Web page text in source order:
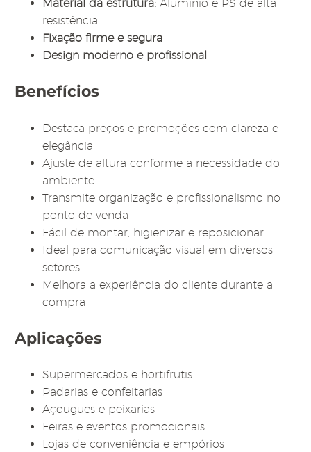
Material da estrutura: Alumínio e PS de alta
resistência
Fixação firme e segura
Design moderno e profissional
Benefícios
Destaca preços e promoções com clareza e
elegância
Ajuste de altura conforme a necessidade do
ambiente
Transmite organização e profissionalismo no
ponto de venda
Fácil de montar, higienizar e reposicionar
Ideal para comunicação visual em diversos
setores
Melhora a experiência do cliente durante a
compra
Aplicações
Supermercados e hortifrutis
Padarias e confeitarias
Açougues e peixarias
Feiras e eventos promocionais
Lojas de conveniência e empórios